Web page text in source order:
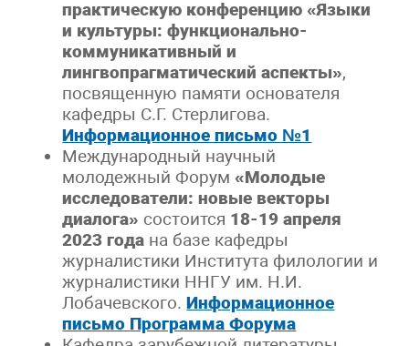
практическую конференцию «Языки
и культуры: функционально-
коммуникативный и
лингвопрагматический аспекты»,
посвященную памяти основателя
кафедры С.Г. Стерлигова.
Информационное письмо №1
Международный научный
молодежный Форум «Молодые
исследователи: новые векторы
диалога» состоится 18-19 апреля
2023 года на базе кафедры
журналистики Института филологии и
журналистики ННГУ им. Н.И.
Лобачевского.Информационное
письмо Программа Форума